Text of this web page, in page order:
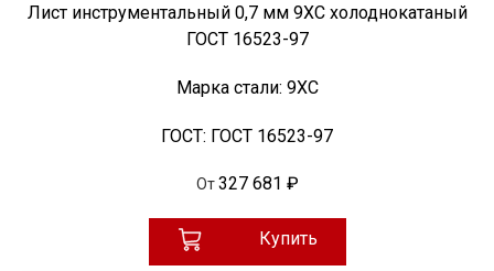
Лист инструментальный 0,7 мм 9ХС холоднокатаный
ГОСТ 16523-97
Марка стали: 9ХС
ГОСТ: ГОСТ 16523-97
От 327 681 ₽
Купить